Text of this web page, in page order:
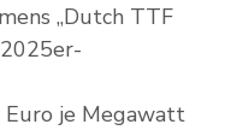
„Dutch TTF
je Megawatt